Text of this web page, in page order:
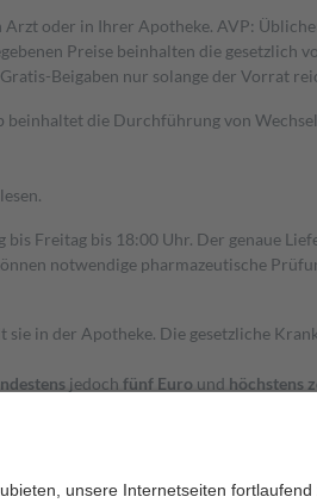
oder in Ihrer Apotheke. AVP:
Preise beinhalten die gesetzlich
Beigaben nur solange der Vorrat
die Durchführung von
Freitag bis 18:00 Uhr. Der genaue
notwendige pharmazeutische
in der Apotheke. Die gesetzliche
jedoch fünf Euro und höchstens
der Familie zu unterstützen, fallen